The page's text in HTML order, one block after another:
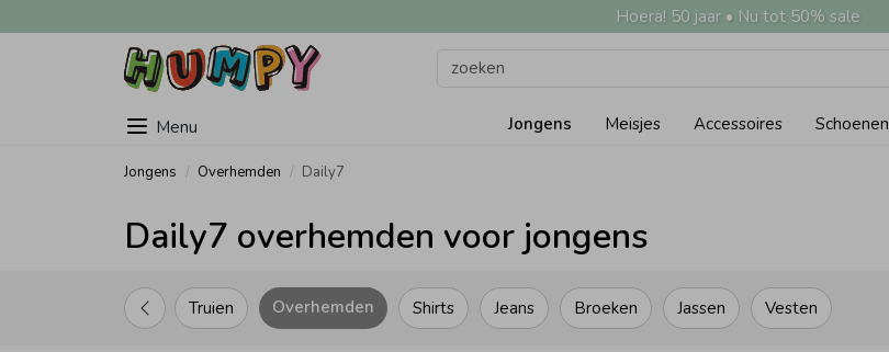
Hoera! 50 jaar • Nu tot 50% sale
Menu Jongens Meisjes Accessoires Schoenen
Jongens Overhemden Daily7
Daily7 overhemden voor jongens
Shirts
Truien Jeans Broeken Jassen Vesten
Overhemden